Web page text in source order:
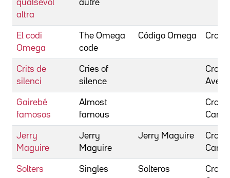
qualsevol
altra
autre
El codi
Omega
The Omega
code
Código Omega
Crits de
silenci
Cries of
silence
Avery
Gairebé
famosos
Almost
famous
Jerry
Maguire
Jerry
Maguire
Jerry Maguire
Solters Singles Solteros